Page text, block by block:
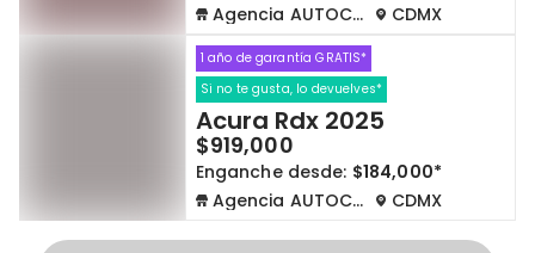
Agencia AUTOCOM
CDMX
1 año de garantía GRATIS*
Si no te gusta, lo devuelves*
Acura Rdx 2025
$919,000
Enganche desde: $184,000*
Agencia AUTOCOM
CDMX